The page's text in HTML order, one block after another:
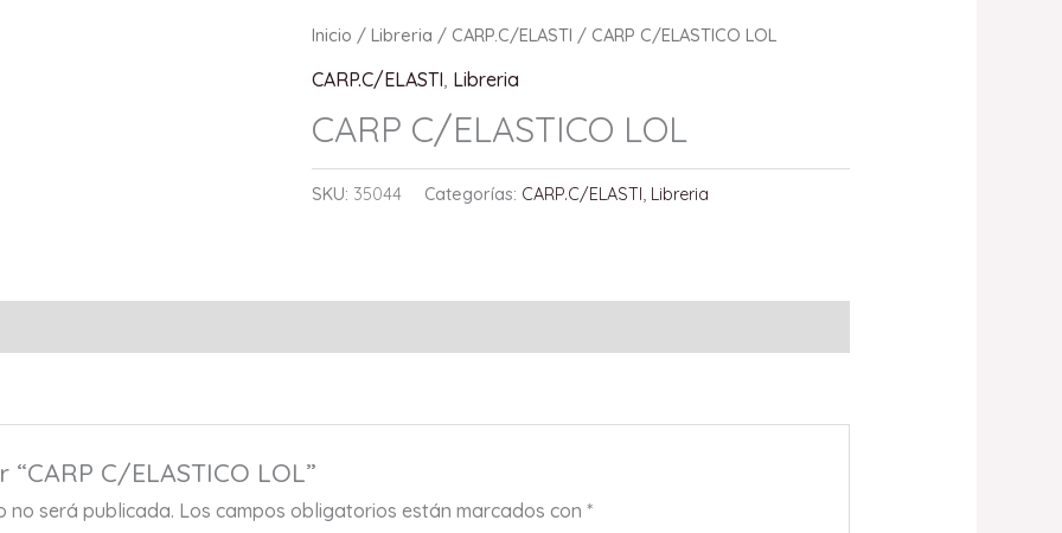
Inicio /Libreria / CARP.C/ELASTI / CARP C/ELASTICO LOL
CARP.C/ELASTI, Libreria
CARP C/ELASTICO LOL
SKU: 35044 Categorías: CARP.C/ELASTI, Libreria
C/ELASTICO LOL”
no será publicada. Los campos obligatorios están marcados con*